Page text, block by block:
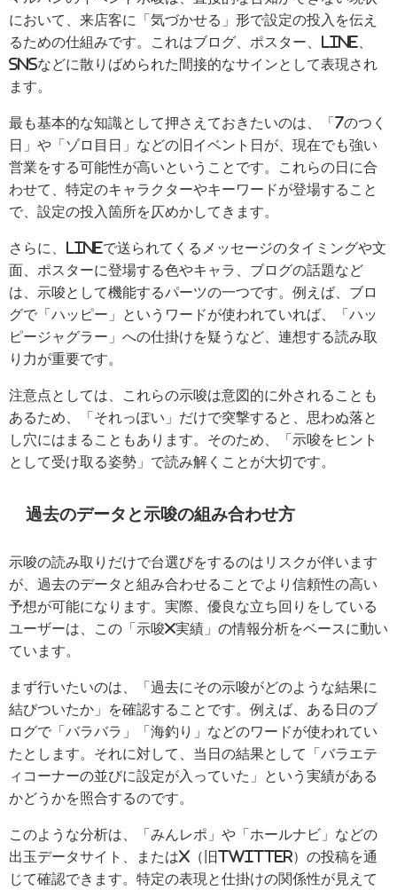
において、来店客に「気づかせる」形で設定の投入を伝え
るための仕組みです。これはブログ、ポスター、LINE、
SNSなどに散りばめられた間接的なサインとして表現され
ます。
最も基本的な知識として押さえておきたいのは、「7のつく
日」や「ゾロ目日」などの旧イベント日が、現在でも強い
営業をする可能性が高いということです。これらの日に合
わせて、特定のキャラクターやキーワードが登場すること
で、設定の投入箇所を仄めかしてきます。
さらに、LINEで送られてくるメッセージのタイミングや文
面、ポスターに登場する色やキャラ、ブログの話題など
は、示唆として機能するパーツの一つです。例えば、ブロ
グで「ハッピー」というワードが使われていれば、「ハッ
ピージャグラー」への仕掛けを疑うなど、連想する読み取
り力が重要です。
注意点としては、これらの示唆は意図的に外されることも
あるため、「それっぽい」だけで突撃すると、思わぬ落と
し穴にはまることもあります。そのため、「示唆をヒント
として受け取る姿勢」で読み解くことが大切です。
過去のデータと示唆の組み合わせ方
示唆の読み取りだけで台選びをするのはリスクが伴います
が、過去のデータと組み合わせることでより信頼性の高い
予想が可能になります。実際、優良な立ち回りをしている
ユーザーは、この「示唆×実績」の情報分析をベースに動い
ています。
まず行いたいのは、「過去にその示唆がどのような結果に
結びついたか」を確認することです。例えば、ある日のブ
ログで「バラバラ」「海釣り」などのワードが使われてい
たとします。それに対して、当日の結果として「バラエテ
ィコーナーの並びに設定が入っていた」という実績がある
かどうかを照合するのです。
このような分析は、「みんレポ」や「ホールナビ」などの
出玉データサイト、またはX（旧Twitter）の投稿を通
じて確認できます。特定の表現と仕掛けの関係性が見えて